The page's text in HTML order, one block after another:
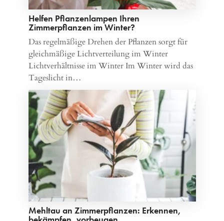
Helfen Pflanzenlampen Ihren
Zimmerpflanzen im Winter?
Das regelmäßige Drehen der Pflanzen sorgt für
gleichmäßige Lichtverteilung im Winter
Lichtverhältnisse im Winter Im Winter wird das
Tageslicht in…
Mehltau an Zimmerpflanzen: Erkennen,